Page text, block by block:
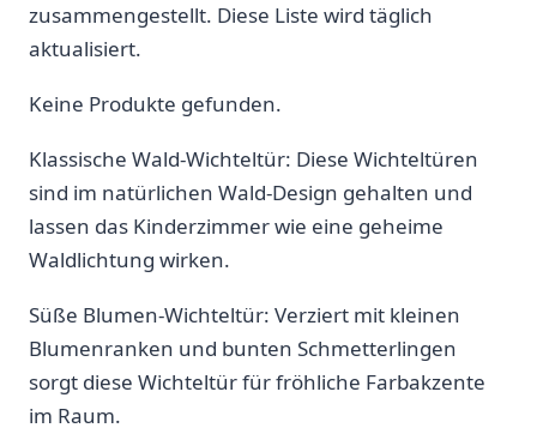
⁤zusammengestellt. Diese Liste wird täglich
aktualisiert.
Keine Produkte gefunden.
Klassische Wald-Wichteltür: Diese Wichteltüren⁢
sind im natürlichen Wald-Design gehalten und
lassen das Kinderzimmer wie eine geheime ​
Waldlichtung wirken.
Süße Blumen-Wichteltür: Verziert mit‌ kleinen
Blumenranken und bunten Schmetterlingen
sorgt diese Wichteltür für fröhliche Farbakzente
im Raum.